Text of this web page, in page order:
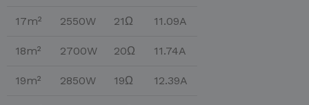
17m² 2550W 21Ω 11.09A
18m² 2700W 20Ω 11.74A
19m² 2850W 19Ω 12.39A